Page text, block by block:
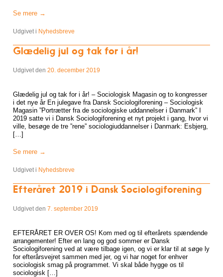
Se mere →
Udgivet i Nyhedsbreve
Glædelig jul og tak for i år!
Udgivet den 20. december 2019
Glædelig jul og tak for i år! – Sociologisk Magasin og to kongresser
i det nye år En julegave fra Dansk Sociologiforening – Sociologisk
Magasin ”Portrætter fra de sociologiske uddannelser i Danmark” I
2019 satte vi i Dansk Sociologiforening et nyt projekt i gang, hvor vi
ville, besøge de tre ”rene” sociologiuddannelser i Danmark: Esbjerg,
[…]
Se mere →
Udgivet i Nyhedsbreve
Efteråret 2019 i Dansk Sociologiforening
Udgivet den 7. september 2019
EFTERÅRET ER OVER OS! Kom med og til efterårets spændende
arrangementer! Efter en lang og god sommer er Dansk
Sociologiforening ved at være tilbage igen, og vi er klar til at søge ly
for efterårsvejret sammen med jer, og vi har noget for enhver
sociologisk smag på programmet. Vi skal både hygge os til
sociologisk […]